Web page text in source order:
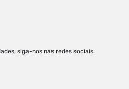
siga-nos nas redes sociais.